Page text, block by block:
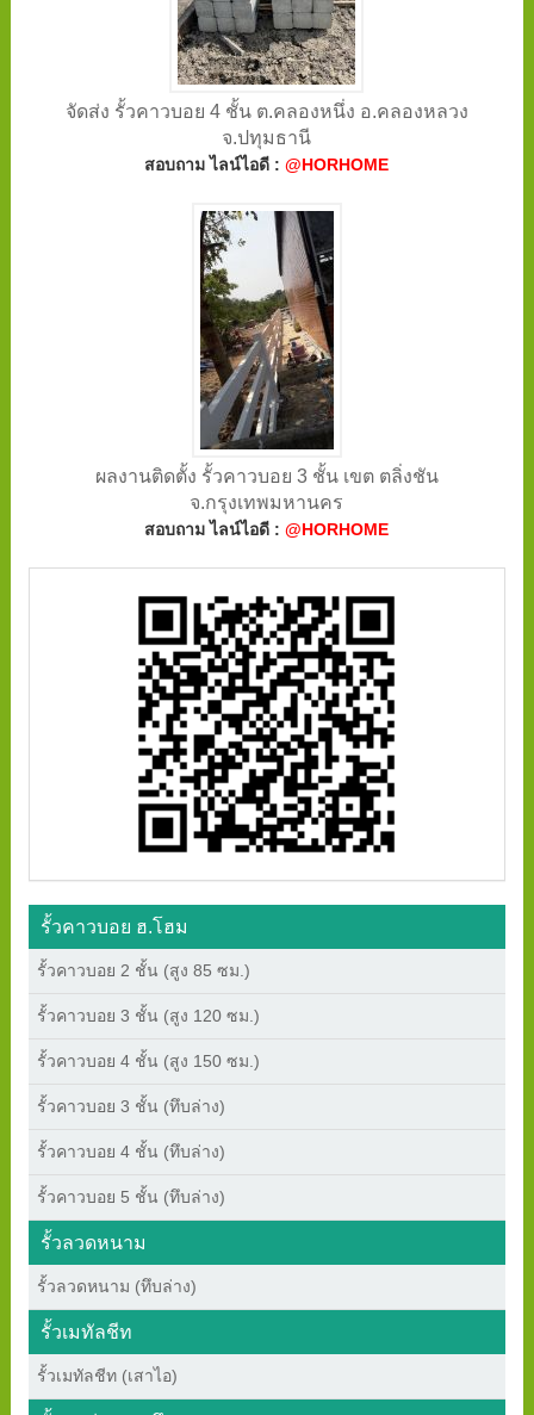
จัดส่ง รั้วคาวบอย 4 ชั้น ต.คลองหนึ่ง อ.คลองหลวง
จ.ปทุมธานี
สอบถาม ไลน์ไอดี :@HORHOME
ผลงานติดตั้ง รั้วคาวบอย 3 ชั้น เขต ตลิ่งชัน
จ.กรุงเทพมหานคร
สอบถาม ไลน์ไอดี :@HORHOME
รั้วคาวบอย ฮ.โฮม
รั้วคาวบอย 2 ชั้น (สูง 85 ซม.)
รั้วคาวบอย 3 ชั้น (สูง 120 ซม.)
รั้วคาวบอย 4 ชั้น (สูง 150 ซม.)
รั้วคาวบอย 3 ชั้น (ทึบล่าง)
รั้วคาวบอย 4 ชั้น (ทึบล่าง)
รั้วคาวบอย 5 ชั้น (ทึบล่าง)
รั้วลวดหนาม
รั้วลวดหนาม (ทึบล่าง)
รั้วเมทัลชีท
รั้วเมทัลชีท (เสาไอ)